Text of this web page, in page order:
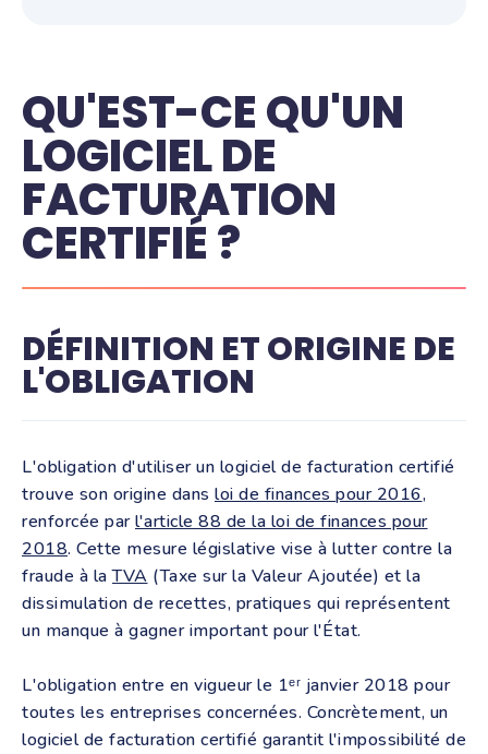
QU'EST-CE QU'UN
LOGICIEL DE
FACTURATION
CERTIFIÉ ?
DÉFINITION ET ORIGINE DE
L'OBLIGATION
L'obligation d'utiliser un logiciel de facturation certifié
trouve son origine dans loi de finances pour 2016,
renforcée parl'article 88 de la loi de finances pour
2018. Cette mesure législative vise à lutter contre la
fraude à laTVA (Taxe sur la Valeur Ajoutée) et la
dissimulation de recettes, pratiques qui représentent
un manque à gagner important pour l'État.
L'obligation entre en vigueur le 1ᵉʳ janvier 2018 pour
toutes les entreprises concernées. Concrètement, un
logiciel de facturation certifié garantit l'impossibilité de